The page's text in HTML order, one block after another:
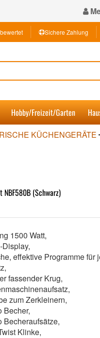
Sichere Zahlung
Hobby/Freizeit/Garten
KÜCHENGERÄTE
NBF580B (Schwarz)
1500 Watt,
Display,
effektive Programme für
fassender Krug,
zum Zerkleinern,
Becher,
Becheraufsätze,
Klinke,